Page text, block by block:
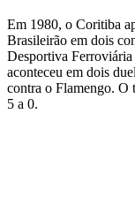
Em 1980, o Coritiba
Brasileirão em dois
Desportiva
aconteceu em dois
contra o Flamengo. O
5 a 0.